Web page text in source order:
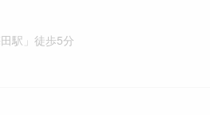
駅」徒歩5分